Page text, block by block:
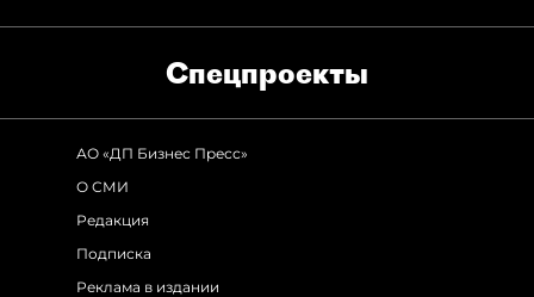
Спец­проекты
АО «ДП Бизнес Пресс»
О СМИ
Редакция
Подписка
Реклама в издании